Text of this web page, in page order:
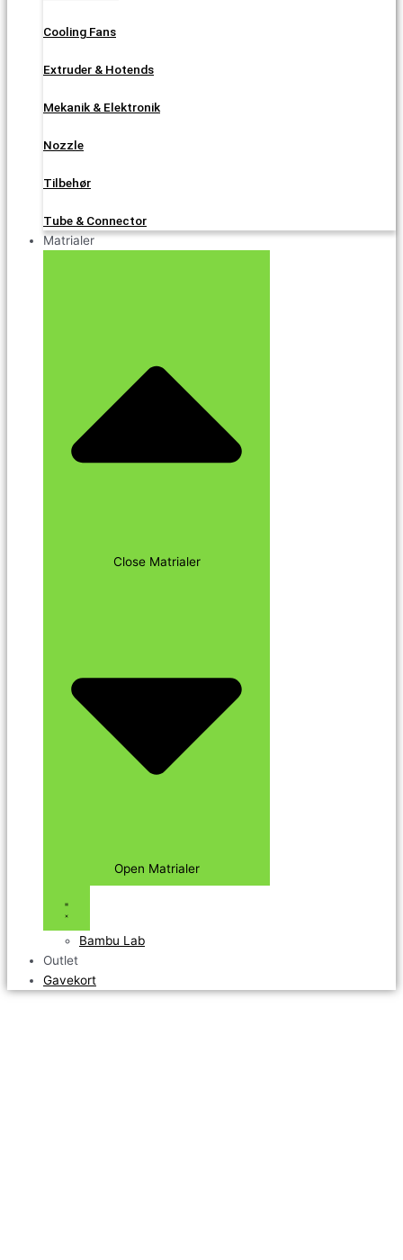
Cooling Fans
Extruder & Hotends
Mekanik & Elektronik
Nozzle
Tilbehør
Tube & Connector
Matrialer
Close Matrialer
Open Matrialer
Bambu Lab
Outlet
Gavekort